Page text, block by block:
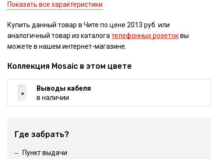
Показать все характеристики
Купить данный товар в Чите по цене 2013 руб. или
аналогичный товар из каталогателефонных розетоквы
можете в нашем интернет-магазине.
Коллекция Mosaic в этом цвете
Выводы кабеля
в наличии
Где забрать?
Пункт выдачи